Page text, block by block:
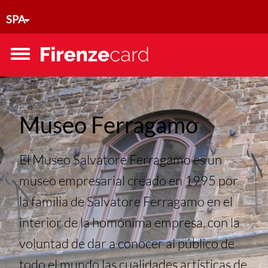
SPA
Toggle
Museo Ferragamo
El Museo Salvatore Ferragamo es un
museo empresarial creado en 1995 por
la familia de Salvatore Ferragamo en el
interior de la homónima empresa, con la
voluntad de dar a conocer al público de
todo el mundo las cualidades artísticas de